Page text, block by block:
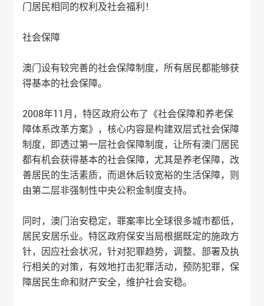
门居民相同的权利及社会福利！
社会保障
澳门设有较完善的社会保障制度，所有居民都能够获
得基本的社会保障。
2008年11月，特区政府公布了《社会保障和养老保
障体系改革方案》，核心内容是构建双层式社会保障
制度，即透过第一层社会保障制度，让所有澳门居民
都有机会获得基本的社会保障，尤其是养老保障，改
善居民的生活素质，而退休后较宽裕的生活保障，则
由第二层非强制性中央公积金制度支持。
同时，澳门治安稳定，罪案率比全球很多城市都低，
居民安居乐业。特区政府保安当局根据既定的施政方
针，因应社会状况，针对犯罪趋势，调整、部署及执
行相关的对策，有效地打击犯罪活动，预防犯罪，保
障居民生命和财产安全，维护社会安稳。